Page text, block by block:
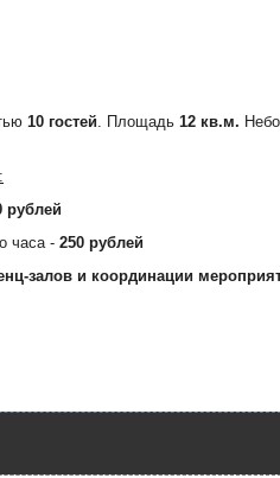
10 гостей . Площадь 12 кв.м.
рублей
часа - 250 рублей
залов и координации